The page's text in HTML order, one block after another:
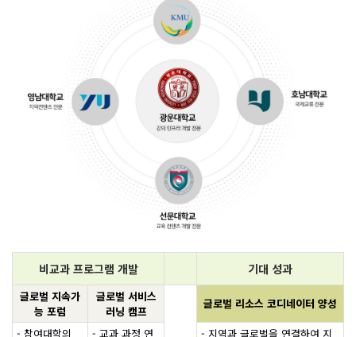
비교과 프로그램 개발 기대 성과
글로벌 지속가
능 포럼
글로벌 서비스
러닝 캠프
글로벌 리소스 코디네이터 양성
- 참여대학의
- 교과 과정 연
- 지역과 글로벌을 연결하여 지